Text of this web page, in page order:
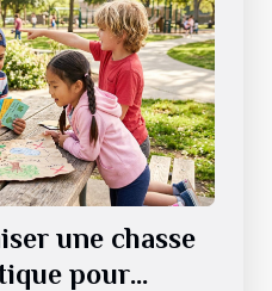
une chasse
pour